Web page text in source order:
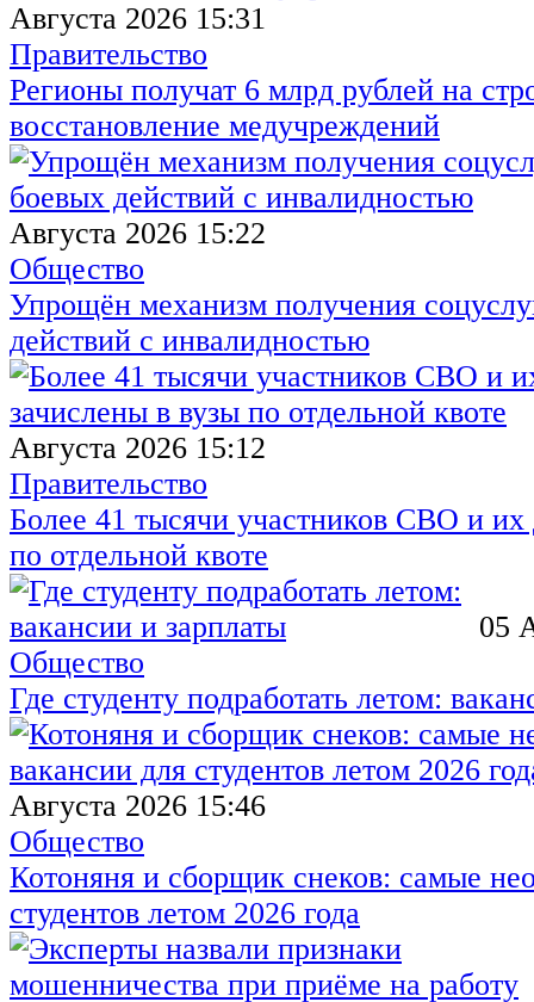
Августа 2026 15:31
Правительство
Регионы получат 6 млрд рублей на
восстановление медучреждений
Августа 2026 15:22
Общество
Упрощён механизм получения
действий с инвалидностью
Августа 2026 15:12
Правительство
Более 41 тысячи участников СВО и их
по отдельной квоте
05
Общество
Где студенту подработать летом:
Августа 2026 15:46
Общество
Котоняня и сборщик снеков: самые
студентов летом 2026 года